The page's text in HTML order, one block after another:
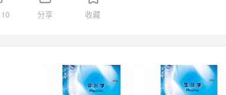
10 分享 收藏